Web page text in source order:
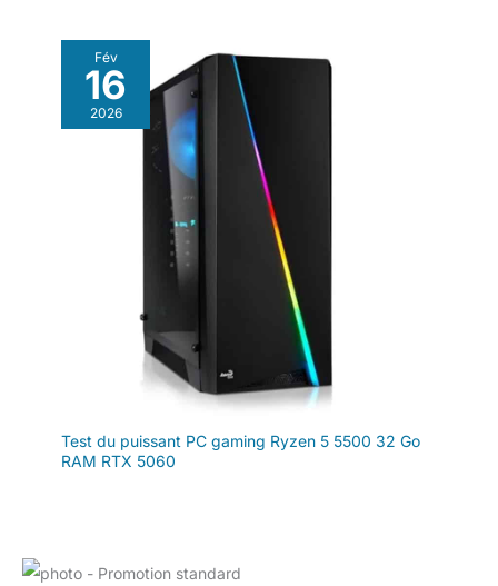
Fév
16
2026
Test du puissant PC gaming Ryzen 5 5500 32 Go
RAM RTX 5060